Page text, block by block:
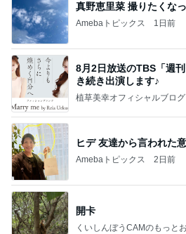
真野恵里菜 撮りたくな
Amebaトピックス 1日前
8月2日放送のTBS「週
き続き出演します♪
植草美幸オフィシャルブロ
ヒデ 友達から言われた
Amebaトピックス 2日前
開卡
くいしんぼうCAMのもっと